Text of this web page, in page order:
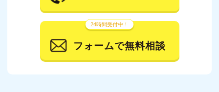
24時間受付中！
フォームで無料相談